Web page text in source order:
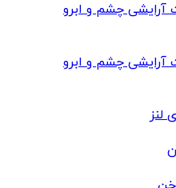
آرایشی چشم و ابرو
آرایشی چشم و ابرو